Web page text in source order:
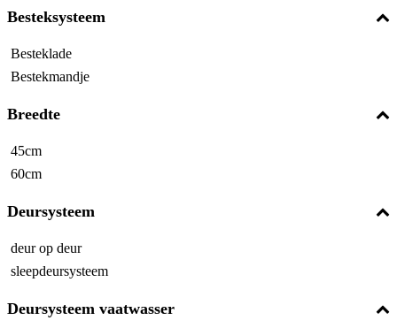
Besteksysteem
Besteklade
Bestekmandje
Breedte
45cm
60cm
Deursysteem
deur op deur
sleepdeursysteem
Deursysteem vaatwasser